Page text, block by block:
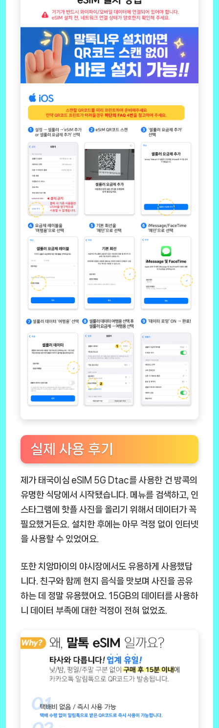
실제 사용 후기
제가 태국이심 eSIM 5G Dtac를 사용한 건 방콕의
유명한 식당에서 시작됐습니다. 메뉴를 검색하고, 인
스타그램에 핫플 사진을 올리기 위해서 데이터가 꼭
필요했거든요. 설치한 후에는 아무 걱정 없이 인터넷
을 사용할 수 있었어요.
또한 치앙마이의 야시장에서도 유용하게 사용했답
니다. 친구와 함께 현지 음식을 맛보며 사진을 공유
하는 데 정말 유용했어요. 15GB의 데이터를 사용하
니 데이터 부족에 대한 걱정이 전혀 없었죠.